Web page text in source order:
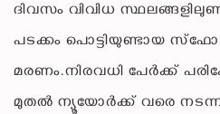
ദിവസം വിവിധ
പടക്കം പൊട്ടിയുണ്ടായ
മരണം.നിരവധി പേര്‍ക്ക്
മുതല്‍ ന്യൂയോര്‍ക്ക് വരെ